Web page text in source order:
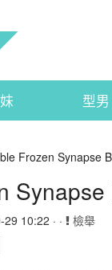
型男
Frozen Synapse
Synapse
10:22 · · 檢舉